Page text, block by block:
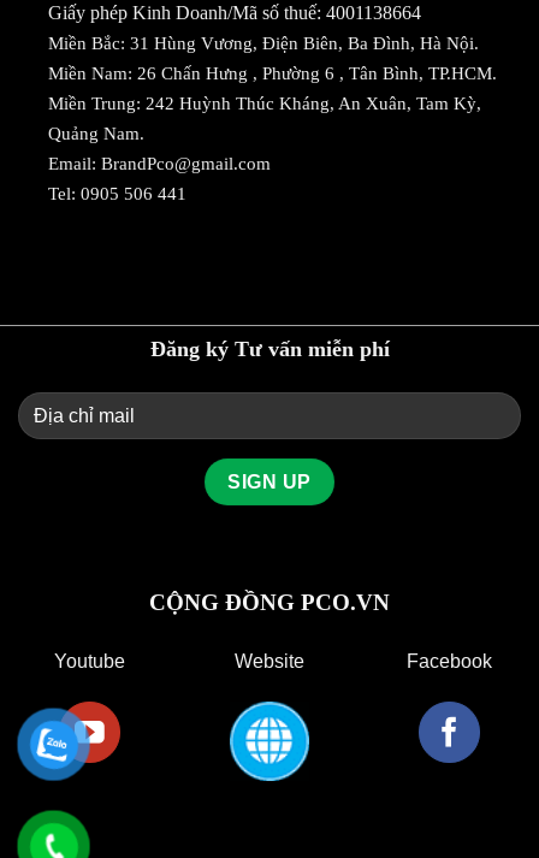
Giấy phép Kinh Doanh/Mã số thuế: 4001138664
Miền Bắc: 31 Hùng Vương, Điện Biên, Ba Đình, Hà Nội.
Miền Nam: 26 Chấn Hưng , Phường 6 , Tân Bình, TP.HCM.
Miền Trung: 242 Huỳnh Thúc Kháng, An Xuân, Tam Kỳ,
Quảng Nam.
Email: BrandPco@gmail.com
Tel: 0905 506 441
CỘNG ĐỒNG PCO.VN
Youtube Website Facebook
Đăng ký Tư vấn miễn phí